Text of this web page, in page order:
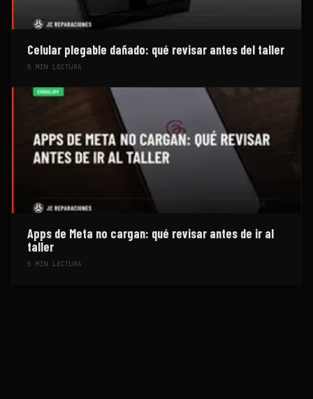
Celular plegable dañado: qué revisar antes del taller
5 MIN LECTURA
Apps de Meta no cargan: qué revisar antes de ir al
taller
5 MIN LECTURA